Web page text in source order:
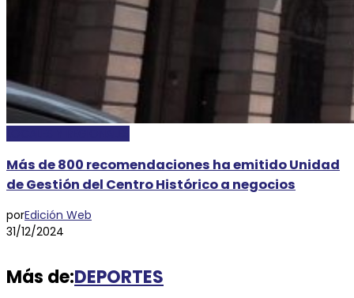
Más de 800 recomendaciones ha emitido Unidad
de Gestión del Centro Histórico a negocios
porEdición Web
31/12/2024
Más de:DEPORTES